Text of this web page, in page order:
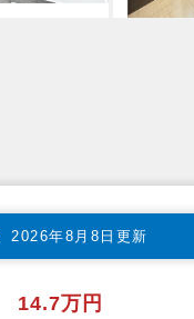
2026年8月8日更新
14.7万円